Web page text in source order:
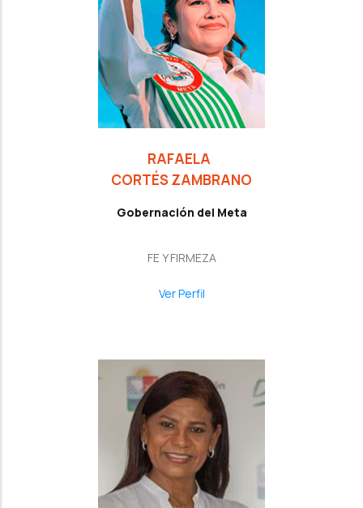
RAFAELA
CORTÉS ZAMBRANO
Gobernación del Meta
FE Y FIRMEZA
Ver Perfil